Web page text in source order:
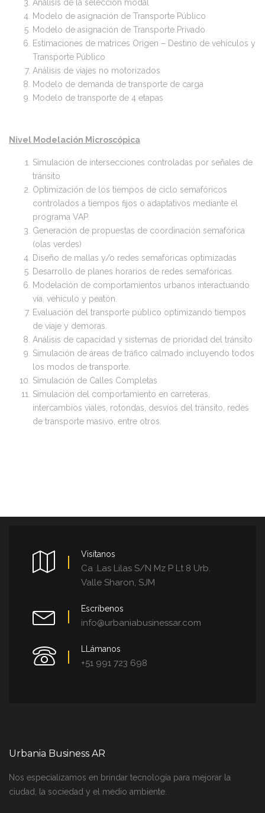
Análisis de la selección modal
Modelo de asignación de Transporte Público
Modelo de asignación de Transporte Privado
Estimaciones de matrices Origen – Destino de vehículos y
Transporte Público
Análisis de viajes no motorizados
Modelo de demanda de transporte de carga
Modelo de transporte de 4 etapas
Nivel Modelación Microscópica
Simulación de intersecciones controladas por señales de
tránsito
Optimización de los tiempos de ciclo semafóricos
controlados a tiempos fijos o adaptativos mediante el
programa VAP.
Generación de propuestas de coordinación semafórica
(olas verdes)
Diseño de mallas y/o redes semafóricas optimizadas
Desarrollo de planes horarios de redes semafóricas.
Modelación de comportamientos urbanos interactuando
vía, vehículo y peatón.
Evaluación del transporte público optimizando tiempos
de viaje y demoras.
Análisis de capacidad y sistemas de prioridad del tránsito
Simulación de áreas de tráfico calmado incluyendo todos
los modos de transporte.
Simulación de Calles Completas
Simulación del comportamiento en carreteras,
intercambios viales, rotondas, desvíos del tránsito, redes
de transporte masivo, entre otros.
Visítanos
Ca .Las Lilas S/N Mz P Lt 8 Urb.
Valle Sharon, SJM
Escríbenos
info@urbaniabusinessar.com
LLámanos
+51 991 723 698
Urbania Business AR
Nos especializamos en brindar tecnología para mejorar la
ciudad, la sociedad y el medio ambiente.